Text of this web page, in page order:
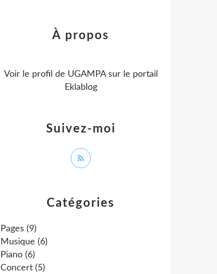
Catégories
Pages (9)
Musique (6)
Piano (6)
Concert (5)
Suivez-moi
À propos
Voir le profil de UGAMPAsur le portail
Eklablog